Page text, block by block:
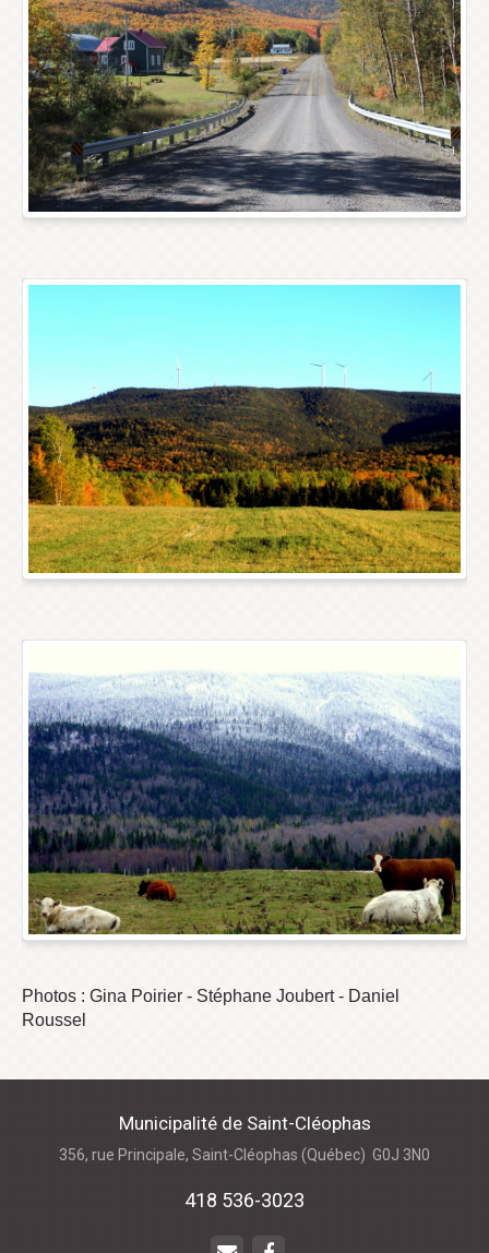
Photos : Gina Poirier - Stéphane Joubert - Daniel
Roussel
Municipalité de Saint-Cléophas
356, rue Principale, Saint-Cléophas (Québec) G0J 3N0
418 536-3023